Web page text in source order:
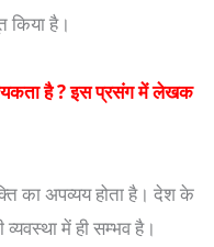
किया है।
है ? इस प्रसंग में लेखक
का अपव्यय होता है। देश के
में ही सम्भव है।